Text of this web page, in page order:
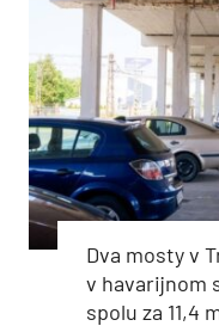
Dva mosty v
v havarijnom
spolu za 11,4